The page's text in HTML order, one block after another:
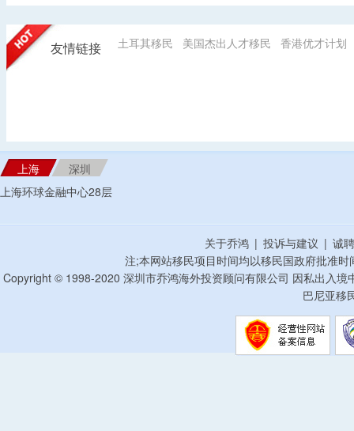
友情链接 土耳其移民 美国杰出人才移民 香港优才计划
上海
深圳
上海环球金融中心28层
关于乔鸿 | 投诉与建议 | 诚
注;本网站移民项目时间均以移民国政府批准
Copyright © 1998-2020 深圳市乔鸿海外投资顾问有限公司 因私出入
巴尼亚移